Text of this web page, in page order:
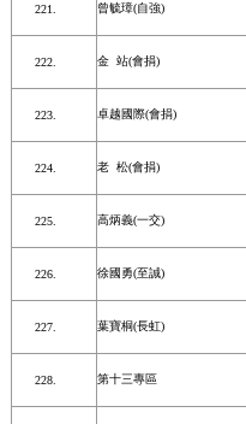
曾毓璋(自強)
金 站(會捐)
卓越國際(會捐)
老 松(會捐)
高炳義(一交)
徐國勇(至誠)
葉寶桐(長虹)
第十三專區